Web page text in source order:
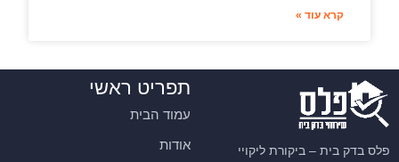
קרא עוד »
פלס בדק בית – ביקורת ליקויי
תפריט ראשי
עמוד הבית
אודות